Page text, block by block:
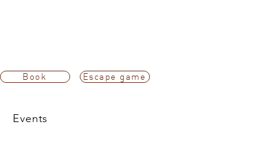
Book Escape game
Events